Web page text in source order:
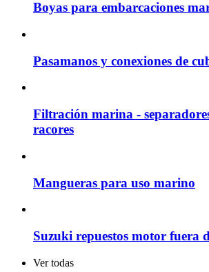
Boyas para embarcaciones
Pasamanos y conexiones de
Filtración marina -
racores
Mangueras para uso marino
Suzuki repuestos motor fuera
Ver todas